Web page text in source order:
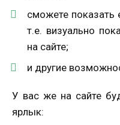
сможете показать
т.е. визуально
на сайте;
и другие
У вас же на сайте
ярлык: